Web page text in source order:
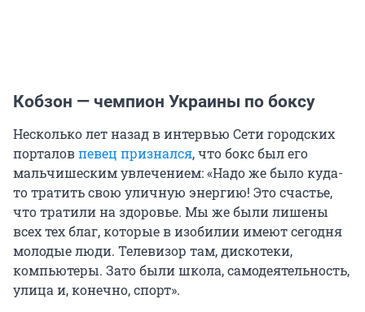
Кобзон — чемпион Украины по боксу
Несколько лет назад в интервью Сети городских
порталовпевец признался, что бокс был его
мальчишеским увлечением: «Надо же было куда-
то тратить свою уличную энергию! Это счастье,
что тратили на здоровье. Мы же были лишены
всех тех благ, которые в изобилии имеют сегодня
молодые люди. Телевизор там, дискотеки,
компьютеры. Зато были школа, самодеятельность,
улица и, конечно, спорт».